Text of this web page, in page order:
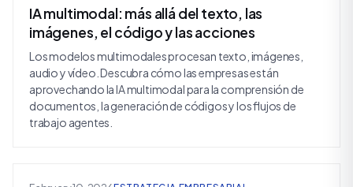
IA multimodal: más allá del texto, las
imágenes, el código y las acciones
Los modelos multimodales procesan texto, imágenes,
audio y vídeo. Descubra cómo las empresas están
aprovechando la IA multimodal para la comprensión de
documentos, la generación de códigos y los flujos de
trabajo agentes.